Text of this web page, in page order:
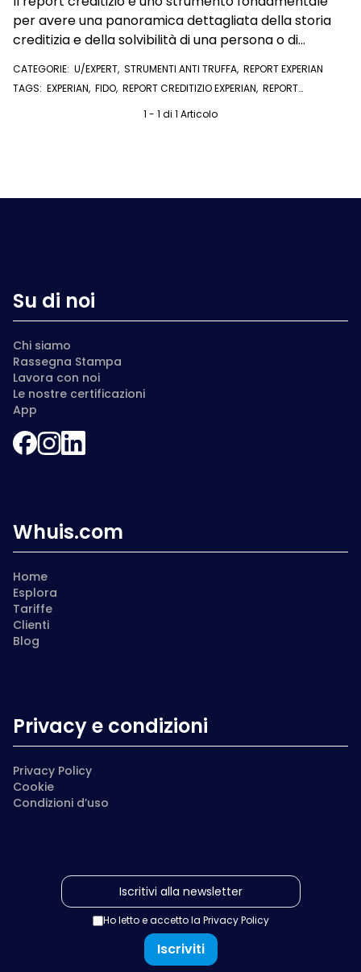
per avere una panoramica dettagliata della storia
creditizia e della solvibilità di una persona o di
un'azienda. Cosa contiene e e come richiederlo
online
CATEGORIE: U/EXPERT, STRUMENTI ANTI TRUFFA, REPORT EXPERIAN
TAGS: EXPERIAN, FIDO, REPORT CREDITIZIO EXPERIAN, REPORT
1 - 1 di 1 Articolo
Su di noi
Chi siamo
Rassegna Stampa
Lavora con noi
Le nostre certificazioni
App
Whuis.com
Home
Esplora
Tariffe
Clienti
Blog
Privacy e condizioni
Privacy Policy
Cookie
Condizioni d’uso
Ho letto e accetto la Privacy Policy
Iscriviti